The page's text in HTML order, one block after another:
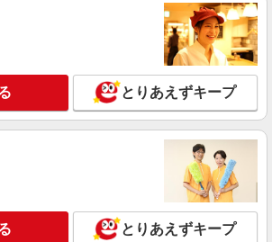
詳細を見る
時給1,235円以上 日曜・祝日 時給1,335円以上
以降 時給1,335円以上 20時以降 時給1,435円
ライフアクトピア北赤羽店 東京都北区赤羽北
22 アクトピア参番館1階
詳細を見る
とりあえずキープ
とりあえずキープ